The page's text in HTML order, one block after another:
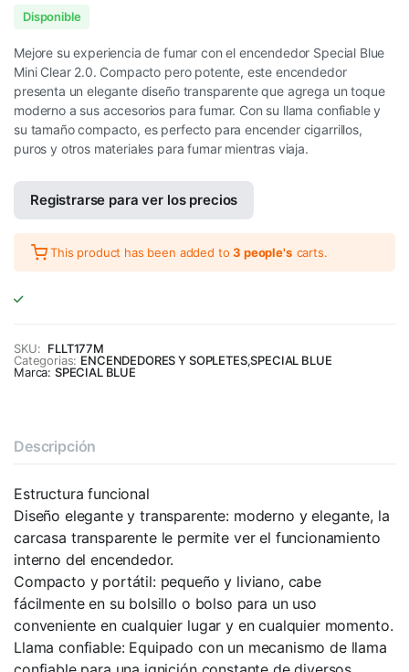
Disponible
Mejore su experiencia de fumar con el encendedor Special Blue
Mini Clear 2.0. Compacto pero potente, este encendedor
presenta un elegante diseño transparente que agrega un toque
moderno a sus accesorios para fumar. Con su llama confiable y
su tamaño compacto, es perfecto para encender cigarrillos,
puros y otros materiales para fumar mientras viaja.
Registrarse para ver los precios
This product has been added to3 people's carts.
SKU: FLLT177M
Categorias: ENCENDEDORES Y SOPLETES,SPECIAL BLUE
Marca: SPECIAL BLUE
Descripción
Estructura funcional
Diseño elegante y transparente: moderno y elegante, la
carcasa transparente le permite ver el funcionamiento
interno del encendedor.
Compacto y portátil: pequeño y liviano, cabe
fácilmente en su bolsillo o bolso para un uso
conveniente en cualquier lugar y en cualquier momento.
Llama confiable: Equipado con un mecanismo de llama